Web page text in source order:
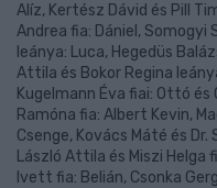
Alíz, Kertész Dávid és Pill
Andrea fia: Dániel, Somogyi
leánya: Luca, Hegedüs
Attila és Bokor Regina
Kugelmann Éva fiai: Ottó és
Ramóna fia: Albert Kevin,
Csenge, Kovács Máté és
László Attila és Miszi Helga
Ivett fia: Belián, Csonka